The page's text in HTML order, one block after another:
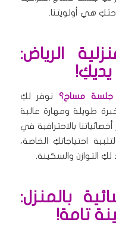
هي أولويتنا.
الرياض:
يديكِ!
مساج؟ نوفر لكِ
طويلة ومهارة عالية
بالاحترافية في
احتياجاتكِ الخاصة،
التوازن والسكينة.
بالمنزل:
تامة!